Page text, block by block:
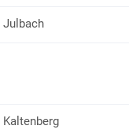
Julbach
Kaltenberg